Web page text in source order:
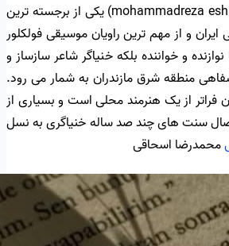
محمدرضا اسحاقی (mohammadreza eshaghi) یکی از برجسته ترین
و از مهم ترین راویان موسیقی فولکلور
و خواننده بلکه خنیاگر شاعر سازساز و
منطقه شرق مازندران به شمار می رود.
فراتر از یک هنرمند محلی است و بسیاری از
سنت های چند صد ساله خنیاگری به نسل
محمدرضا اسحاقی